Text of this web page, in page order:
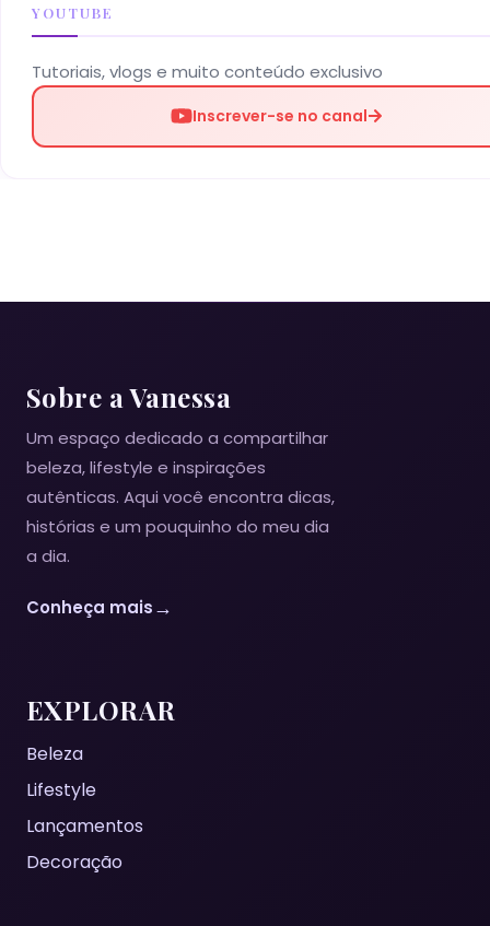
YOUTUBE
Tutoriais, vlogs e muito conteúdo exclusivo
Inscrever-se no canal
Sobre a Vanessa
Um espaço dedicado a compartilhar
beleza, lifestyle e inspirações
autênticas. Aqui você encontra dicas,
histórias e um pouquinho do meu dia
a dia.
Conheça mais→
EXPLORAR
Beleza
Lifestyle
Lançamentos
Decoração